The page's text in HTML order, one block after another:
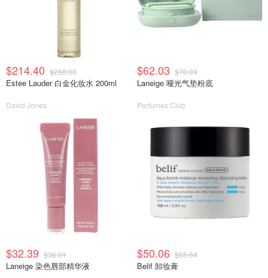
$214.40 $268.00
Estee Lauder 白金化妆水 200ml
David Jones
$62.03 $70.39
Laneige 哑光气垫粉底
Perfumes Club
$32.39 $36.01
Laneige 染色唇部精华液
$50.06 $55.64
Belif 卸妆膏